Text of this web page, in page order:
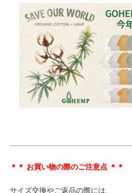
＊＊ お買い物の際のご注意点 ＊＊
サイズ交換やご返品の際には、